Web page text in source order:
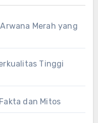
Merah yang
Tinggi
dan Mitos